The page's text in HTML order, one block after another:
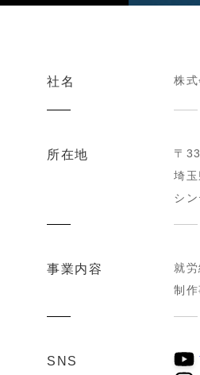
社名 株
所在地
〒
埼
シ
事業内容
就
制
SNS